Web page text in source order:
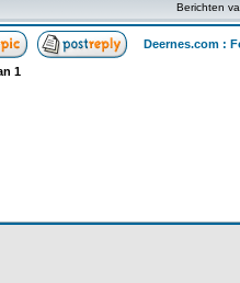
Berichten
Deernes.com :
1